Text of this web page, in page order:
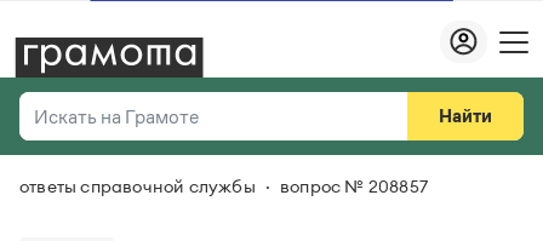
Искать на Грамоте
Справочная служба
Найти
Везде
ответы справочной службы вопрос № 208857